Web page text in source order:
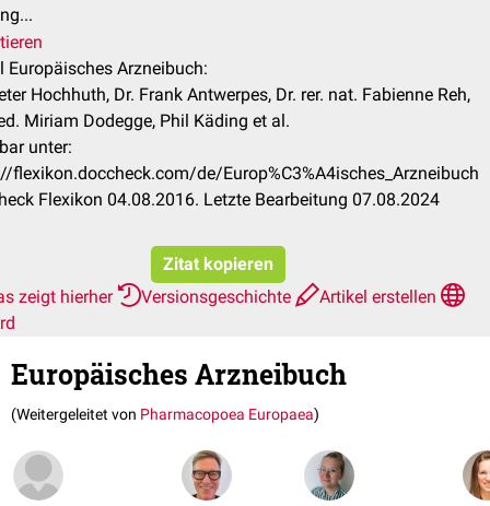
Europäisches Arzneibuch:
Hochhuth, Dr. Frank Antwerpes, Dr. rer. nat. Fabienne Reh,
Miriam Dodegge, Phil Käding et al.
unter:
flexikon.doccheck.com/de/Europ%C3%A4isches_Arzneibuch
Flexikon 04.08.2016. Letzte Bearbeitung 07.08.2024
Zitat kopieren
zeigt hierher
Versionsgeschichte
Artikel erstellen
Europäisches Arzneibuch
(Weitergeleitet von Pharmacopoea Europaea)